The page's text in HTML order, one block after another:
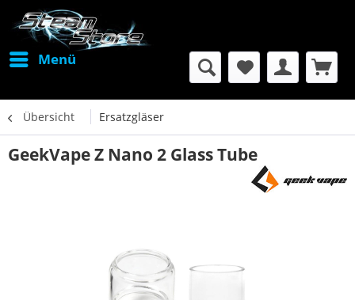
Menü
Übersicht Ersatzgläser
GeekVape Z Nano 2 Glass Tube